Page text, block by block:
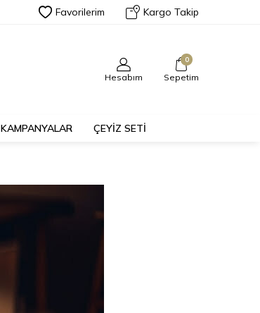
Favorilerim Kargo Takip
Hesabım
0
Sepetim
KAMPANYALAR ÇEYİZ SETİ